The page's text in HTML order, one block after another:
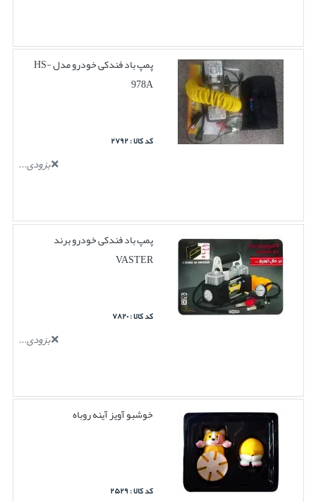
پمپ باد فندکی خودرو مدل HS-
978A
کد کالا : ۲۷۹۲
بزودی...
پمپ باد فندکی خودرو برند
VASTER
کد کالا : ۷۸۲۰
بزودی...
خوشبو آویز آینه روباه
کد کالا : ۲۵۲۹